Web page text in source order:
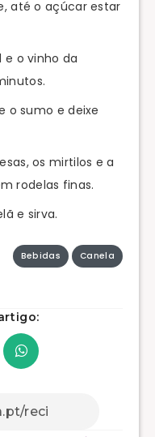
até o açúcar estar
e o vinho da
o sumo e deixe
os mirtilos e a
rodelas finas.
e sirva.
Bebidas Canela